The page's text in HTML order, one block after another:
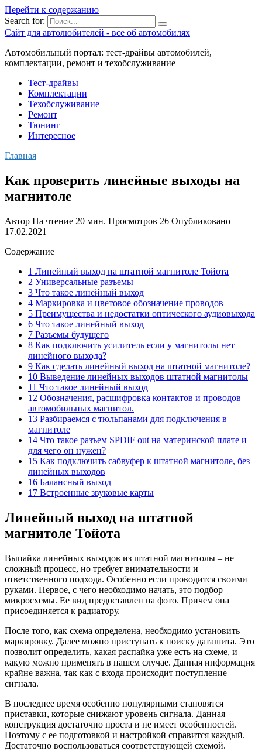
Перейти к содержанию
Search for:
Сайт для автолюбителей - все об автомобилях
Автомобильный портал: тест-драйвы автомобилей,
комплектации, ремонт и техобслуживание
Тест-драйвы
Комплектации
Техобслуживание
Ремонт
Тюнинг
Интересное
Главная
Как проверить линейные выходы на
магнитоле
Автор На чтение 20 мин. Просмотров 26 Опубликовано
17.02.2021
Содержание
1 Линейный выход на штатной магнитоле Тойота
2 Универсальные разъемы
3 Что такое линейный выход
4 Маркировка и цветовое обозначение проводов
5 Преимущества и недостатки оптического аудиовыхода
6 Что такое линейный выход
7 Разъемы будущего
8 Как подключить усилитель если у магнитолы нет
линейного выхода?
9 Как сделать линейный выход на штатной магнитоле?
10 Выведение линейных выходов штатной магнитолы
11 Что такое линейный выход
12 Обозначения, расшифровка контактов и проводов
автомобильных магнитол.
13 Разбираемся с тюльпанами для подключения в
магнитоле
14 Что такое разъем SPDIF out на материнской плате и
для чего он нужен?
15 Как подключить сабвуфер к штатной магнитоле, без
линейных выходов
16 Балансный выход
17 Встроенные звуковые карты
Линейный выход на штатной
магнитоле Тойота
Выпайка линейных выходов из штатной магнитолы – не
сложный процесс, но требует внимательности и
ответственного подхода. Особенно если проводится своими
руками. Первое, с чего необходимо начать, это подбор
микросхемы. Ее вид предоставлен на фото. Причем она
присоединяется к радиатору.
После того, как схема определена, необходимо установить
маркировку. Далее можно приступать к поиску даташита. Это
позволит определить, какая распайка уже есть на схеме, и
какую можно применять в нашем случае. Данная информация
крайне важна, так как с входа происходит поступление
сигнала.
В последнее время особенно популярными становятся
приставки, которые снижают уровень сигнала. Данная
конструкция достаточно проста и не имеет особенностей.
Поэтому с ее подготовкой и настройкой справится каждый.
Достаточно воспользоваться соответствующей схемой.